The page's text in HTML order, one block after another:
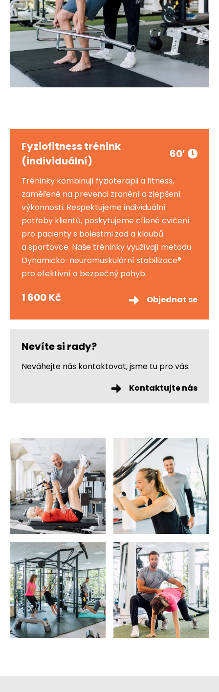
Fyziofitness trénink
(individuální)
60′
Tréninky kombinují fyzioterapii a fitness,
zaměřené na prevenci zranění a zlepšení
výkonnosti. Respektujeme individuální
potřeby klientů, poskytujeme cílené cvičení
pro pacienty s bolestmi zad a kloubů
a sportovce. Naše tréninky využívají metodu
Dynamicko-neuromuskulární stabilizace®
pro efektivní a bezpečný pohyb.
1 600 Kč Objednat se
Nevíte si rady?
Neváhejte nás kontaktovat, jsme tu pro vás.
Kontaktujte nás